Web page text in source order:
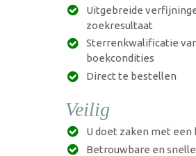
Uitgebreide
zoekresultaat
Sterrenkwalificatie
boekcondities
Direct te bestellen
Veilig
U doet zaken met een
Betrouwbare en